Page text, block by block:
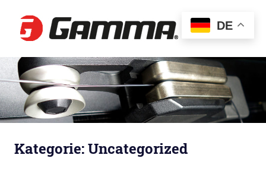
Zum
Inhalt
springen
Gamma
Kategorie:Uncategorized
DE